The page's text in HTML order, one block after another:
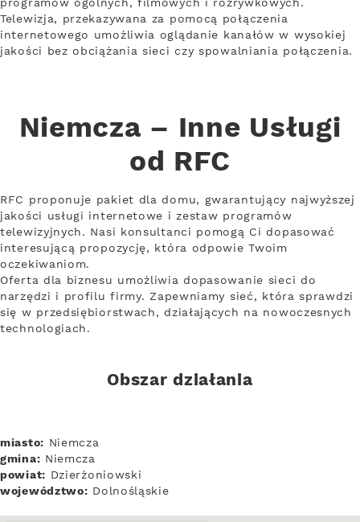
programów ogólnych, filmowych i rozrywkowych.
Telewizja, przekazywana za pomocą połączenia
internetowego umożliwia oglądanie kanałów w wysokiej
jakości bez obciążania sieci czy spowalniania połączenia.
Niemcza – Inne Usługi
od RFC
RFC proponuje pakiet dla domu, gwarantujący najwyższej
jakości usługi internetowe i zestaw programów
telewizyjnych. Nasi konsultanci pomogą Ci dopasować
interesującą propozycję, która odpowie Twoim
oczekiwaniom.
Oferta dla biznesu umożliwia dopasowanie sieci do
narzędzi i profilu firmy. Zapewniamy sieć, która sprawdzi
się w przedsiębiorstwach, działających na nowoczesnych
technologiach.
Obszar działania
miasto: Niemcza
gmina: Niemcza
powiat: Dzierżoniowski
województwo: Dolnośląskie